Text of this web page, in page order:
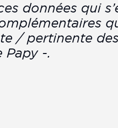
données qui
/ pertinente
Papy -.